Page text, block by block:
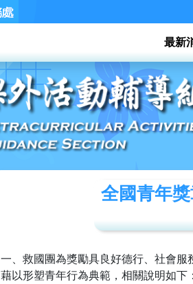
最新
全國青年
一、救國團為獎勵具良好德行、社會服
藉以形塑青年行為典範，相關說明如下：